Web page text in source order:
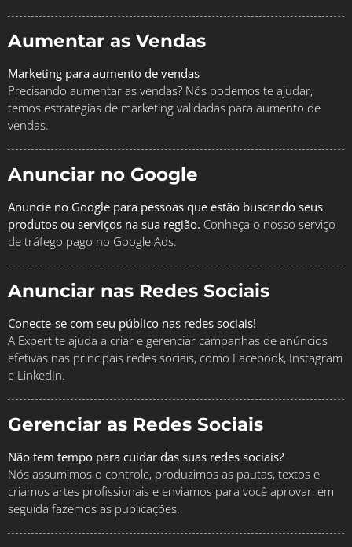
Aumentar as Vendas
Marketing para aumento de vendas
Precisando aumentar as vendas? Nós podemos te ajudar,
temos estratégias de marketing validadas para aumento de
vendas.
Anunciar no Google
Anuncie no Google para pessoas que estão buscando seus
produtos ou serviços na sua região. Conheça o nosso serviço
de tráfego pago no Google Ads.
Anunciar nas Redes Sociais
Conecte-se com seu público nas redes sociais!
A Expert te ajuda a criar e gerenciar campanhas de anúncios
efetivas nas principais redes sociais, como Facebook, Instagram
e LinkedIn.
Gerenciar as Redes Sociais
Não tem tempo para cuidar das suas redes sociais?
Nós assumimos o controle, produzimos as pautas, textos e
criamos artes profissionais e enviamos para você aprovar, em
seguida fazemos as publicações.